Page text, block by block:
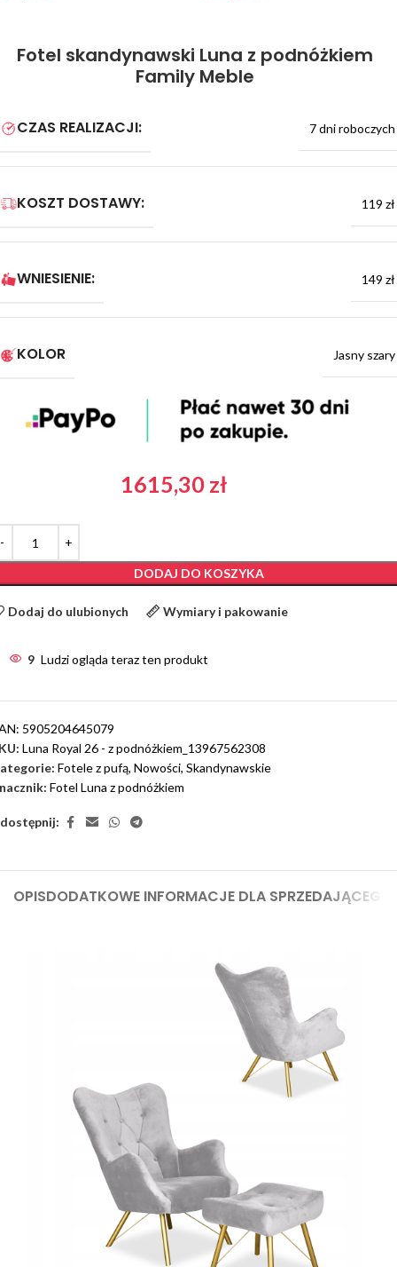
Fotel skandynawski Luna z podnóżkiem
Family Meble
CZAS REALIZACJI: 7 dni roboczych
KOSZT DOSTAWY: 119 zł
WNIESIENIE: 149 zł
KOLOR Jasny szary
1615,30 zł
DODAJ DO KOSZYKA
Dodaj do ulubionych Wymiary i pakowanie
9 Ludzi ogląda teraz ten produkt
5905204645079
Luna Royal 26 - z podnóżkiem_13967562308
Fotele z pufą, Nowości, Skandynawskie
Fotel Luna z podnóżkiem
OPISDODATKOWE INFORMACJE DLA SPRZEDAJĄCEGO